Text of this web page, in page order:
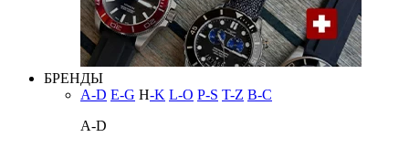
БРЕНДЫ
A-D E-G H-K L-O P-S T-Z В-С
A-D